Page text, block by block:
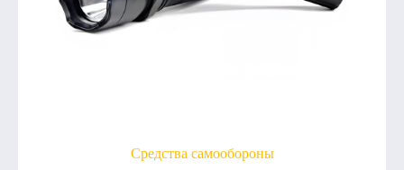
Средства самообороны